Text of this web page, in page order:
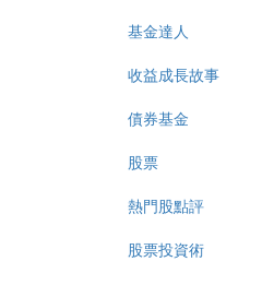
基金達人
收益成長故事
債券基金
股票
熱門股點評
股票投資術